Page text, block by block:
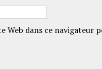
Web dans ce navigateur